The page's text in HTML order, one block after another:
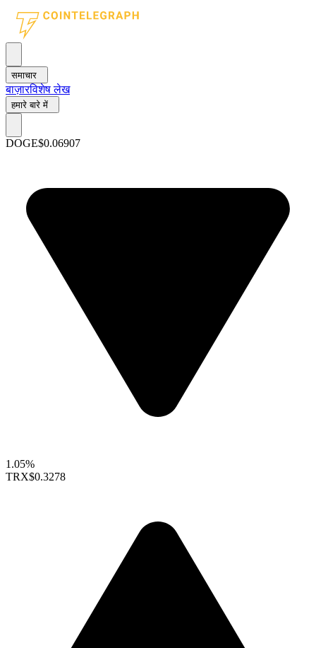
समाचार
बाज़ारविशेष लेख
हमारे बारे में
DOGE$0.06907
1.05%
TRX$0.3278